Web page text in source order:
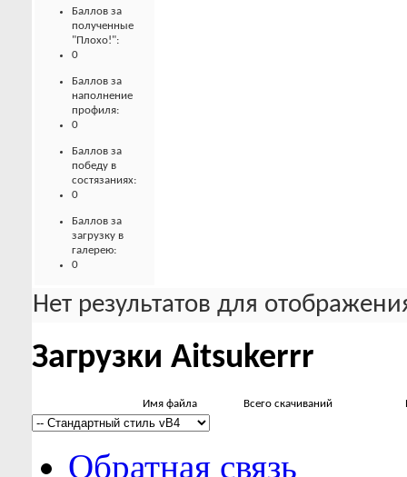
Баллов за
полученные
"Плохо!":
0
Баллов за
наполнение
профиля:
0
Баллов за
победу в
состязаниях:
0
Баллов за
загрузку в
галерею:
0
Нет результатов для
Загрузки Aitsukerrr
Имя файла Всего скачиваний
Обратная связь